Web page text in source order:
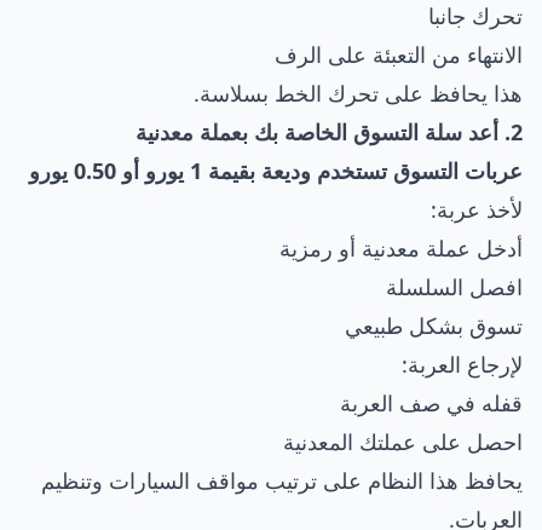
تحرك جانبا
الانتهاء من التعبئة على الرف
هذا يحافظ على تحرك الخط بسلاسة.
2. أعد سلة التسوق الخاصة بك بعملة معدنية
عربات التسوق تستخدم وديعة بقيمة 1 يورو أو 0.50 يورو
لأخذ عربة:
أدخل عملة معدنية أو رمزية
افصل السلسلة
تسوق بشكل طبيعي
لإرجاع العربة:
قفله في صف العربة
احصل على عملتك المعدنية
يحافظ هذا النظام على ترتيب مواقف السيارات وتنظيم
العربات.